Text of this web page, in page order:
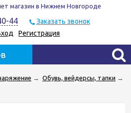
магазин в Нижнем Новгороде
44
Заказать звонок
Регистрация
→ Обувь, вейдерсы, тапки →